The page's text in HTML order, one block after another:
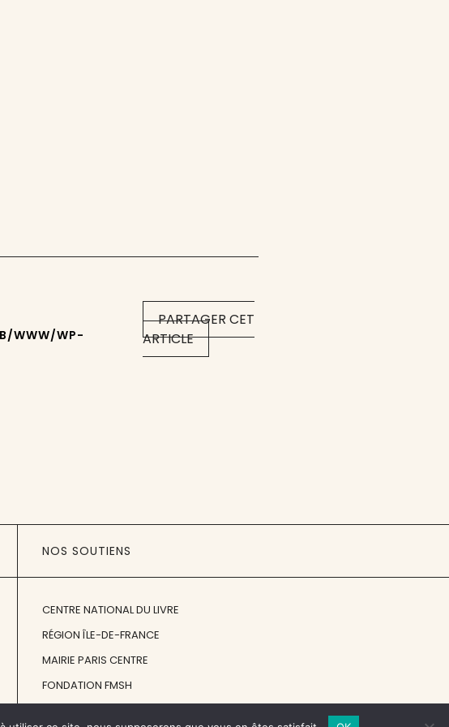
PARTAGER CET
ARTICLE
WWW/WP-
NOS SOUTIENS
CENTRE NATIONAL DU LIVRE
RÉGION ÎLE-DE-FRANCE
MAIRIE PARIS CENTRE
FONDATION FMSH